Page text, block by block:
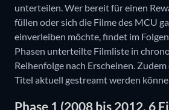
unterteilen. Wer bereit für einen
füllen oder sich die Filme des MCU
einverleiben möchte, findet im
Phasen unterteilte Filmliste in
Reihenfolge nach Erscheinen.
Titel aktuell gestreamt werden
Phase 1 (2008 bis 2012, 6